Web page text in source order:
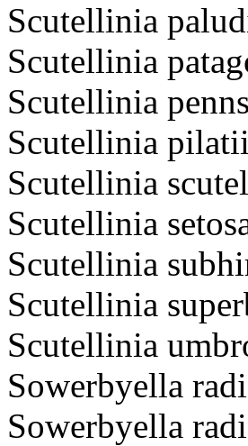
Scutellinia
Scutellinia
Scutellinia
Scutellinia
Scutellinia
Scutellinia
Scutellinia
Scutellinia
Scutellinia
Sowerbyella
Sowerbyella